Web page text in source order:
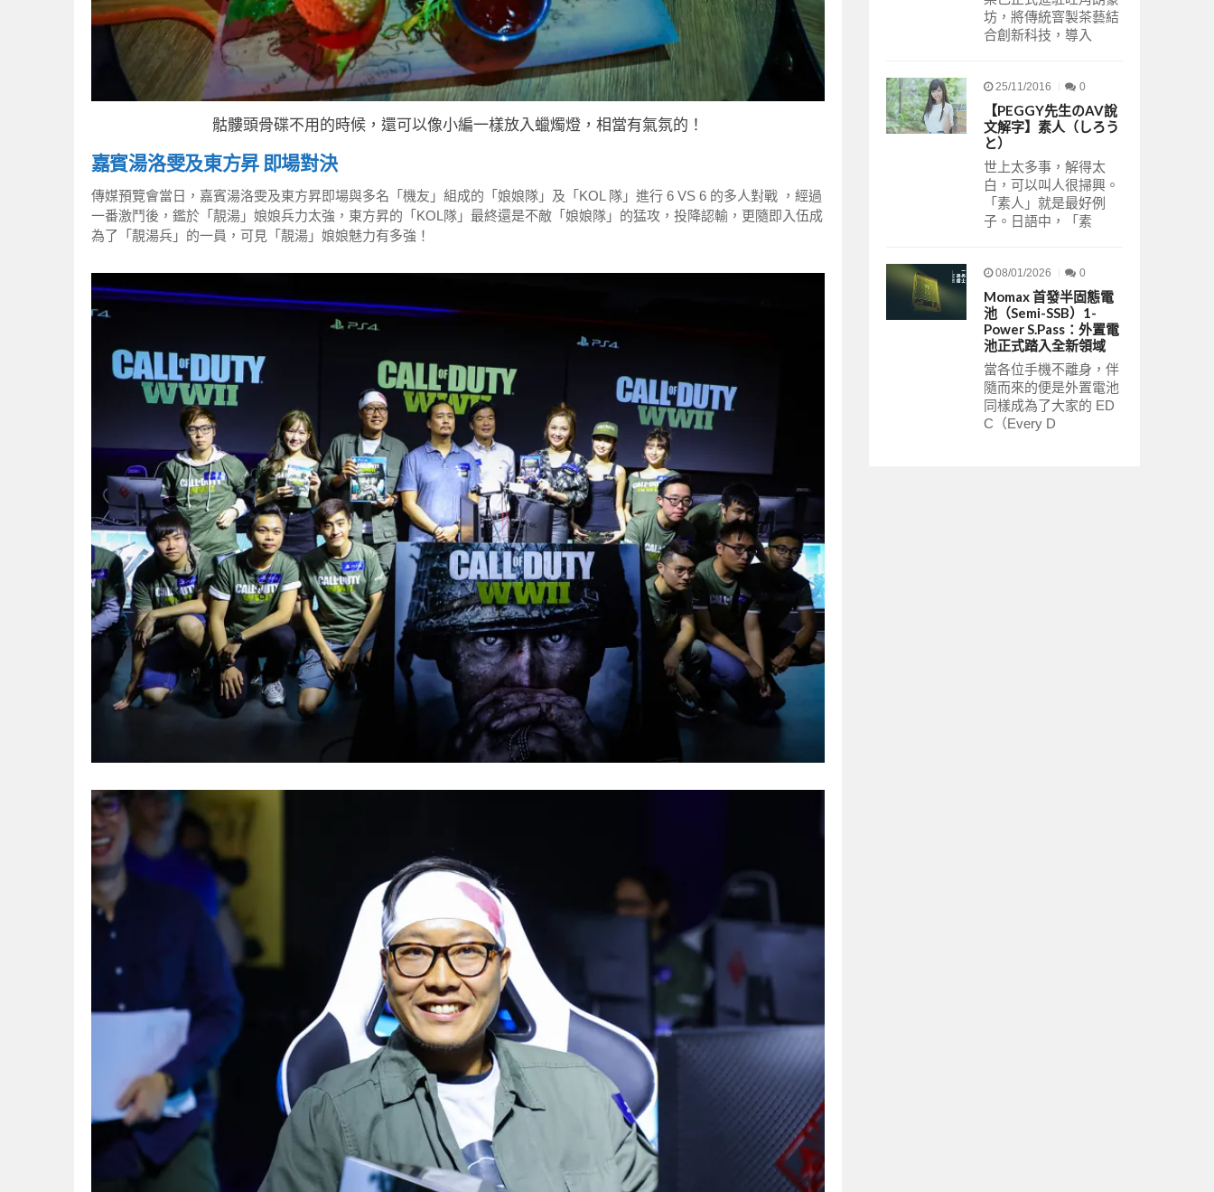
骷髏頭骨碟不用的時候，還可以像小編一樣放入蠟燭燈，相當有氣氛的！
嘉賓湯洛雯及東方昇 即場對決
傳媒預覽會當日，嘉賓湯洛雯及東方昇即場與多名「機友」組成的「娘娘隊」及「KOL 隊」進行 6 VS 6 的多人對戰 ，經過
一番激鬥後，鑑於「靚湯」娘娘兵力太強，東方昇的「KOL隊」最終還是不敵「娘娘隊」的猛攻，投降認輸，更隨即入伍成
為了「靚湯兵」的一員，可見「靚湯」娘娘魅力有多強！
坊，將傳統窨製茶藝結
合創新科技，導入
25/11/2016 0
【PEGGY先生のAV說
文解字】素人（しろう
と）
世上太多事，解得太
白，可以叫人很掃興。
「素人」就是最好例
子。日語中，「素
08/01/2026 0
Momax 首發半固態電
池（Semi-SSB）1-
Power S.Pass：外置電
池正式踏入全新領域
當各位手機不離身，伴
隨而來的便是外置電池
同樣成為了大家的 ED
C（Every D